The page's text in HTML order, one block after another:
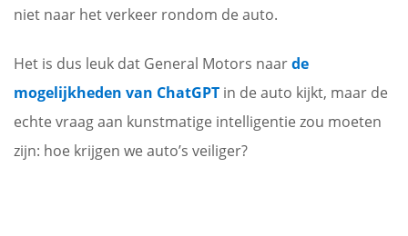
niet naar het verkeer rondom de auto.
Het is dus leuk dat General Motors naarde
mogelijkheden van ChatGPT in de auto kijkt, maar de
echte vraag aan kunstmatige intelligentie zou moeten
zijn: hoe krijgen we auto’s veiliger?